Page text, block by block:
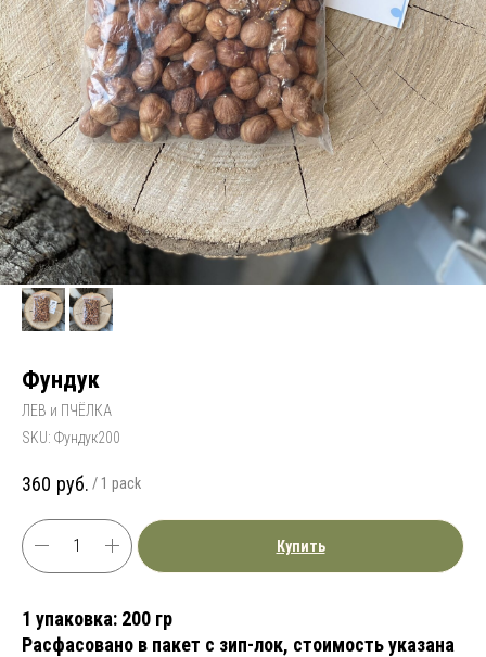
Фундук
ЛЕВ и ПЧЁЛКА
SKU: Фундук200
360 руб. / 1 pack
Купить
1 упаковка: 200 гр
Расфасовано в пакет с зип-лок, стоимость указана